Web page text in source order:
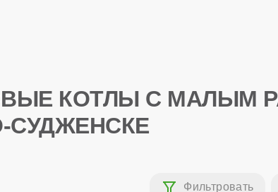
КОТЛЫ С МАЛЫМ
СУДЖЕНСКЕ